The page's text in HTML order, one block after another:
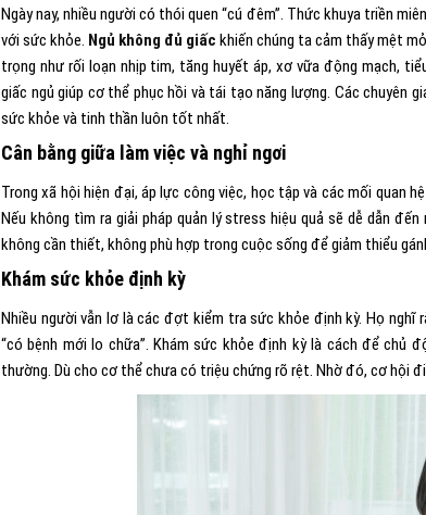
Ngày nay, nhiều người có thói quen “cú đêm”. Thức khuya triền
với sức khỏe. Ngủ không đủ giấc khiến chúng ta cảm thấy mệt
trọng như rối loạn nhịp tim, tăng huyết áp, xơ vữa động mạch,
giấc ngủ giúp cơ thể phục hồi và tái tạo năng lượng. Các chuyên
sức khỏe và tinh thần luôn tốt nhất.
Cân bằng giữa làm việc và nghỉ ngơi
Trong xã hội hiện đại, áp lực công việc, học tập và các mối quan
Nếu không tìm ra giải pháp quản lý stress hiệu quả sẽ dễ dẫn
không cần thiết, không phù hợp trong cuộc sống để giảm thiểu
Khám sức khỏe định kỳ
Nhiều người vẫn lơ là các đợt kiểm tra sức khỏe định kỳ. Họ nghĩ
“có bệnh mới lo chữa”. Khám sức khỏe định kỳ là cách để chủ
thường. Dù cho cơ thể chưa có triệu chứng rõ rệt. Nhờ đó, cơ hội